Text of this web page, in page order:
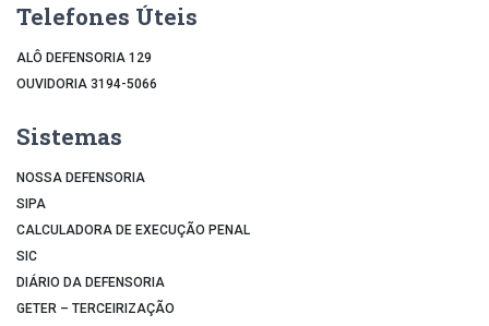
Telefones Úteis
ALÔ DEFENSORIA 129
OUVIDORIA 3194-5066
Sistemas
NOSSA DEFENSORIA
SIPA
CALCULADORA DE EXECUÇÃO PENAL
SIC
DIÁRIO DA DEFENSORIA
GETER – TERCEIRIZAÇÃO